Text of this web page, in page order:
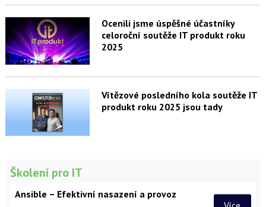
Ocenili jsme úspěšné účastníky
celoroční soutěže IT produkt roku
2025
Vítězové posledního kola soutěže IT
produkt roku 2025 jsou tady
Školení pro IT
Ansible – Efektivní nasazení a provoz
Více